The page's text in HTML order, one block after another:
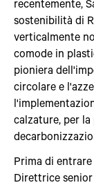
recentemente,
sostenibilità di
verticalmente
comode in
pioniera
circolare e
calzature, per
Prima di
Direttrice